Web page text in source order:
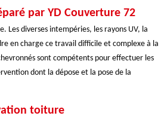
par YD Couverture 72
Les diverses intempéries, les rayons UV, la
en charge ce travail difficile et complexe à la
sont compétents pour effectuer les
dont la dépose et la pose de la
toiture